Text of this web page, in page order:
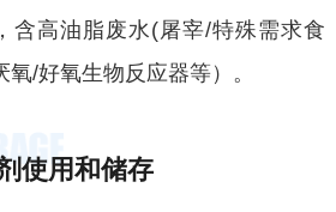
含高油脂废水(屠宰/特殊需求食
/好氧生物反应器等）。
使用和储存